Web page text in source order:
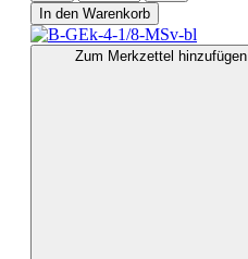
In den Warenkorb
Zum Merkzettel hinzufügen